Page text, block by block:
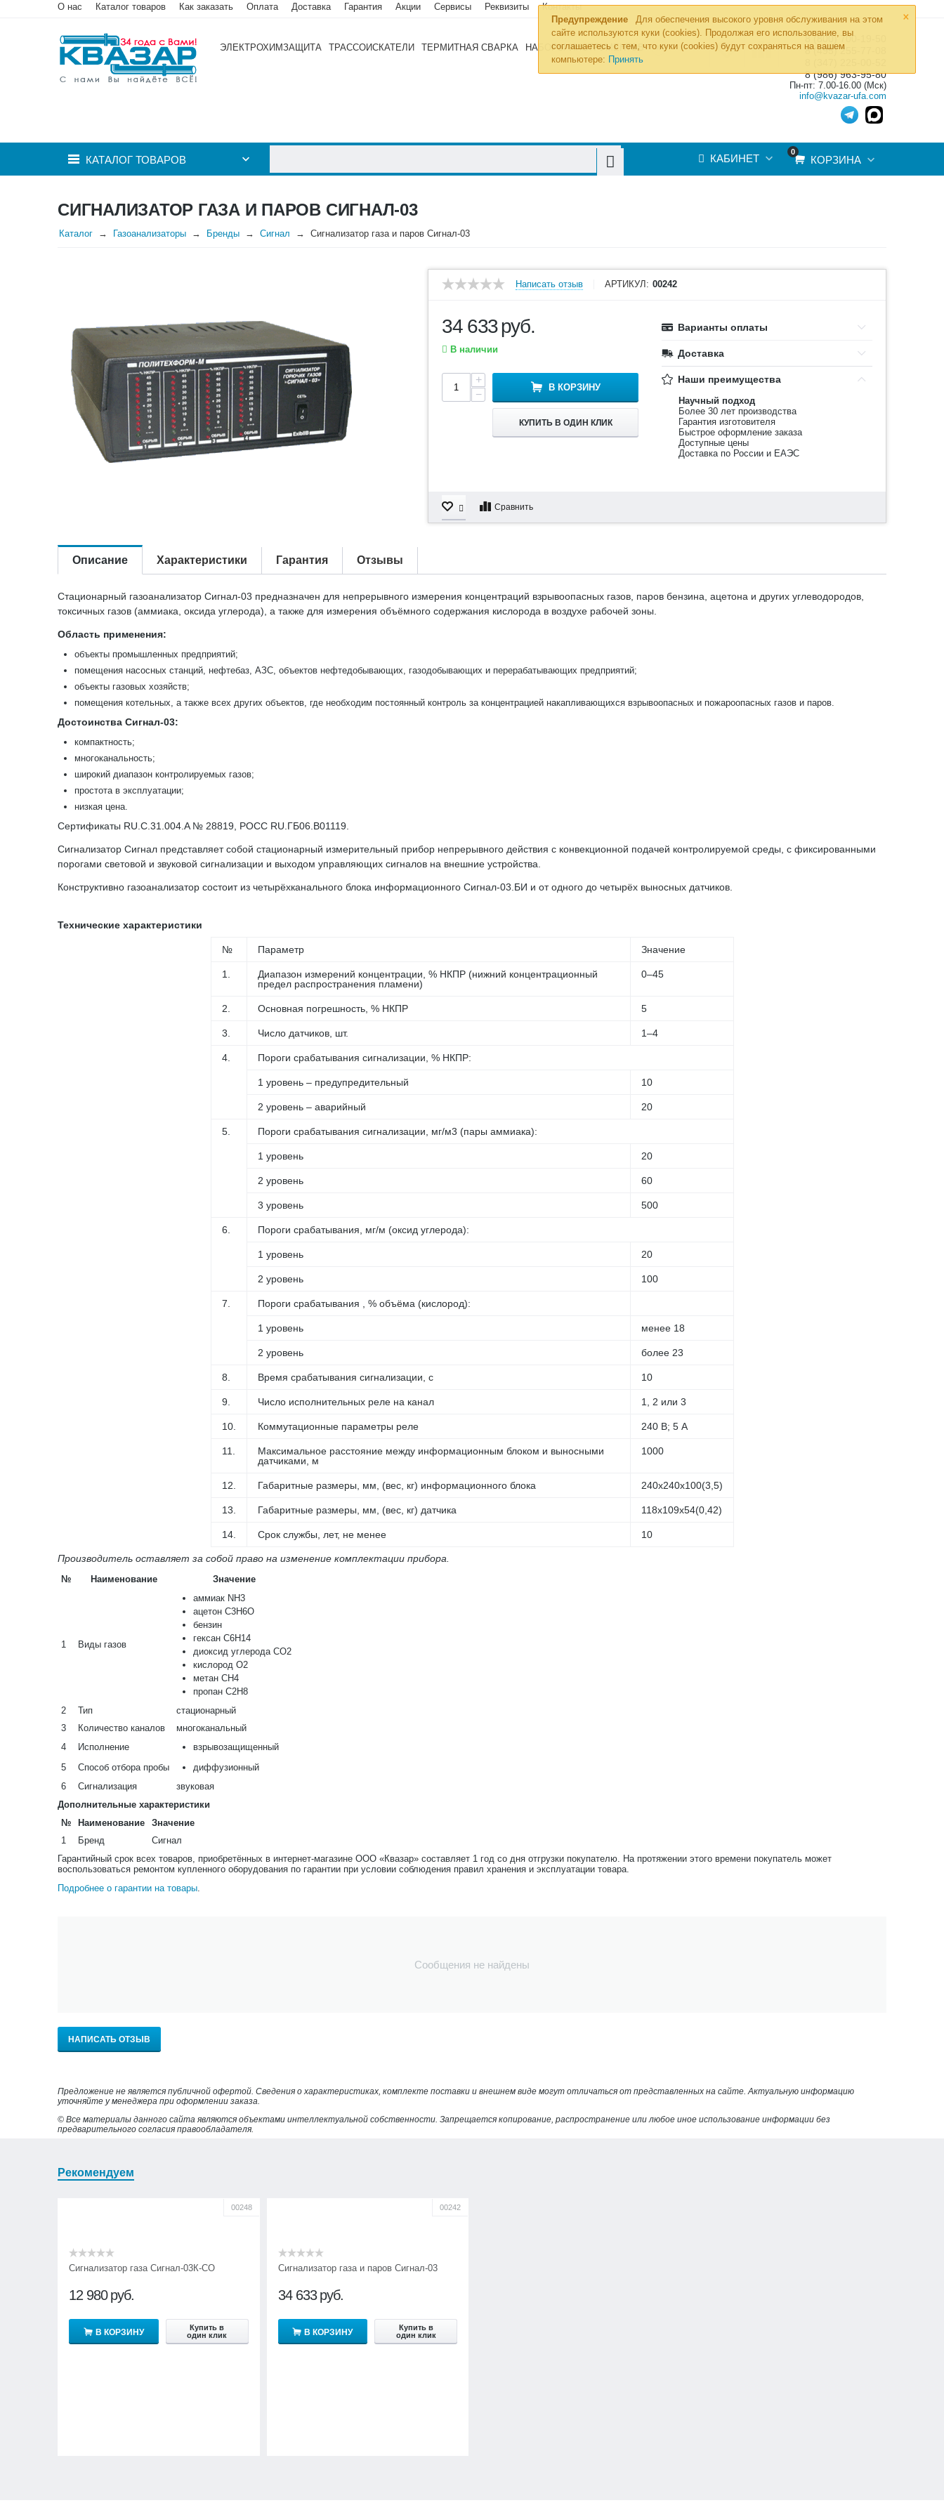
×
Предупреждение
Для обеспечения высокого уровня обслуживания на этом
сайте используются куки (cookies). Продолжая его использование, вы
соглашаетесь с тем, что куки (cookies) будут сохраняться на вашем
компьютере: Принять
О нас Каталог товаров Как заказать Оплата Доставка Гарантия Акции Сервисы Реквизиты Контакты
ЭЛЕКТРОХИМЗАЩИТА ТРАССОИСКАТЕЛИ ТЕРМИТНАЯ СВАРКА НАБОРЫ ИНСТРУМЕНТОВ »
8 (800) 700-19-50
8 (495) 255-77-08
8 (986) 963-95-80
Пн-пт: 7.00-16.00 (Мск)
info@kvazar-ufa.com
КАТАЛОГ ТОВАРОВ
0
КОРЗИНА
КАБИНЕТ
СИГНАЛИЗАТОР ГАЗА И ПАРОВ СИГНАЛ-03
Каталог Газоанализаторы Бренды Сигнал Сигнализатор газа и паров Сигнал-03
Написать отзыв АРТИКУЛ: 00242
34 633руб.
В наличии
+
−
В КОРЗИНУ
КУПИТЬ В ОДИН КЛИК
Варианты оплаты
Доставка
Наши преимущества
Научный подход
Более 30 лет производства
Гарантия изготовителя
Быстрое оформление заказа
Доступные цены
Доставка по России и ЕАЭС
Сравнить
Описание Характеристики Гарантия Отзывы
Стационарный газоанализатор Сигнал-03 предназначен для непрерывного измерения концентраций взрывоопасных газов, паров бензина, ацетона и других углеводородов,
токсичных газов (аммиака, оксида углерода), а также для измерения объёмного содержания кислорода в воздухе рабочей зоны.
Область применения:
объекты промышленных предприятий;
помещения насосных станций, нефтебаз, АЗС, объектов нефтедобывающих, газодобывающих и перерабатывающих предприятий;
объекты газовых хозяйств;
помещения котельных, а также всех других объектов, где необходим постоянный контроль за концентрацией накапливающихся взрывоопасных и пожароопасных газов и паров.
Достоинства Сигнал-03:
компактность;
многоканальность;
широкий диапазон контролируемых газов;
простота в эксплуатации;
низкая цена.
Сертификаты RU.C.31.004.A № 28819, РОСС RU.ГБ06.В01119.
Сигнализатор Сигнал представляет собой стационарный измерительный прибор непрерывного действия с конвекционной подачей контролируемой среды, с фиксированными
порогами световой и звуковой сигнализации и выходом управляющих сигналов на внешние устройства.
Конструктивно газоанализатор состоит из четырёхканального блока информационного Сигнал-03.БИ и от одного до четырёх выносных датчиков.
Технические характеристики
№ Параметр Значение
1.
Диапазон измерений концентрации, % НКПР (нижний концентрационный
предел распространения пламени)
0–45
2. Основная погрешность, % НКПР 5
3. Число датчиков, шт. 1–4
4. Пороги срабатывания сигнализации, % НКПР:
1 уровень – предупредительный 10
2 уровень – аварийный 20
5. Пороги срабатывания сигнализации, мг/м3 (пары аммиака):
1 уровень 20
2 уровень 60
3 уровень 500
6. Пороги срабатывания, мг/м (оксид углерода):
1 уровень 20
2 уровень 100
7. Пороги срабатывания , % объёма (кислород):
1 уровень менее 18
2 уровень более 23
8. Время срабатывания сигнализации, с 10
9. Число исполнительных реле на канал 1, 2 или 3
10. Коммутационные параметры реле 240 В; 5 А
11.
Максимальное расстояние между информационным блоком и выносными
датчиками, м
1000
12. Габаритные размеры, мм, (вес, кг) информационного блока 240х240х100(3,5)
13. Габаритные размеры, мм, (вес, кг) датчика 118х109х54(0,42)
14. Срок службы, лет, не менее 10
Производитель оставляет за собой право на изменение комплектации прибора.
№ Наименование Значение
1 Виды газов
аммиак NH3
ацетон C3H6O
бензин
гексан C6H14
диоксид углерода CO2
кислород O2
метан CH4
пропан C2H8
2
Тип
стационарный
3
Количество каналов
многоканальный
4
Исполнение
взрывозащищенный
5
Способ отбора пробы
диффузионный
6
Сигнализация
звуковая
Дополнительные характеристики
№
Наименование
Значение
1
Бренд
Сигнал
Гарантийный срок всех товаров, приобретённых в интернет-магазине ООО «Квазар» составляет 1 год со дня отгрузки покупателю. На протяжении этого времени покупатель может
воспользоваться ремонтом купленного оборудования по гарантии при условии соблюдения правил хранения и эксплуатации товара.
Подробнее о гарантии на товары.
Сообщения не найдены
НАПИСАТЬ ОТЗЫВ
Предложение не является публичной офертой. Сведения о характеристиках, комплекте поставки и внешнем виде могут отличаться от представленных на сайте. Актуальную информацию
уточняйте у менеджера при оформлении заказа.
© Все материалы данного сайта являются объектами интеллектуальной собственности. Запрещается копирование, распространение или любое иное использование информации без
предварительного согласия правообладателя.
Рекомендуем
00248
Сигнализатор газа Сигнал-03К-СО
12 980 руб.
В КОРЗИНУ
Купить в
один клик
00242
Сигнализатор газа и паров Сигнал-03
34 633 руб.
В КОРЗИНУ
Купить в
один клик